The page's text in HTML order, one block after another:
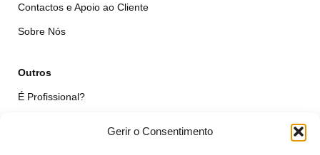
Gerir o Consentimento
Contactos e Apoio ao Cliente
Sobre Nós
Outros
É Profissional?